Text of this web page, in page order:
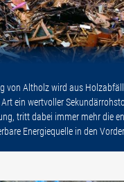
von Altholz wird aus
ein wertvoller
tritt dabei immer mehr die
Energiequelle in den